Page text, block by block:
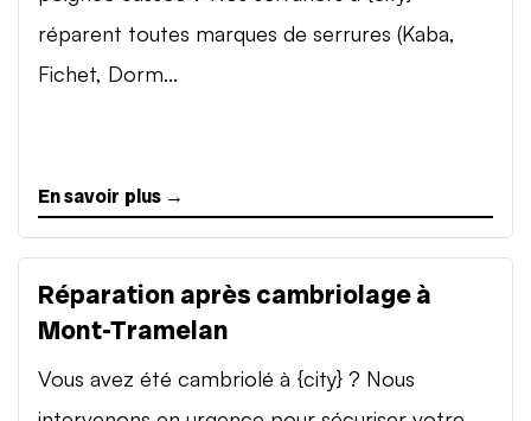
réparent toutes marques de serrures (Kaba,
Fichet, Dorm...
En savoir plus →
Réparation après cambriolage à
Mont-Tramelan
Vous avez été cambriolé à {city} ? Nous